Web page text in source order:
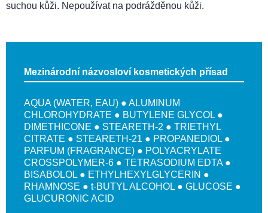
suchou kůži. Nepoužívat na podrážděnou kůži.
Mezinárodní názvosloví kosmetických přísad
AQUA (WATER, EAU) ● ALUMINUM
CHLOROHYDRATE ● BUTYLENE GLYCOL ●
DIMETHICONE ● STEARETH-2 ● TRIETHYL
CITRATE ● STEARETH-21 ● PROPANEDIOL ●
PARFUM (FRAGRANCE) ● POLYACRYLATE
CROSSPOLYMER-6 ● TETRASODIUM EDTA ●
BISABOLOL ● ETHYLHEXYLGLYCERIN ●
RHAMNOSE ● t-BUTYL ALCOHOL ● GLUCOSE ●
GLUCURONIC ACID